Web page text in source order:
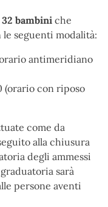
32 bambini che
seguenti modalità:
antimeridiano
(orario con riposo
come da
alla chiusura
degli ammessi
sarà
persone aventi